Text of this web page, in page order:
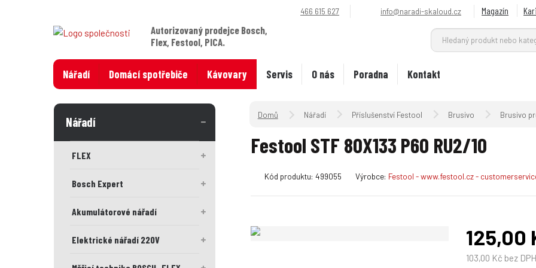
466 615 627 info@naradi-skaloud.cz Magazín
Autorizovaný prodejce Bosch,
Flex, Festool, PICA.
Nářadí Domácí spotřebiče Kávovary Servis O nás Poradna Kontakt
Úvodní strana
Nářadí Příslušenství Festool Brusivo Brusivo
Festool STF 80X133 P60 RU2/10
Kód produktu: 499055
K
Výrobce: Festool - www.festool.cz -
125,00
103,00 Kč bez DPH
Nářadí
FLEX
Bosch Expert
Akumulátorové nářadí
Elektrické nářadí 220V